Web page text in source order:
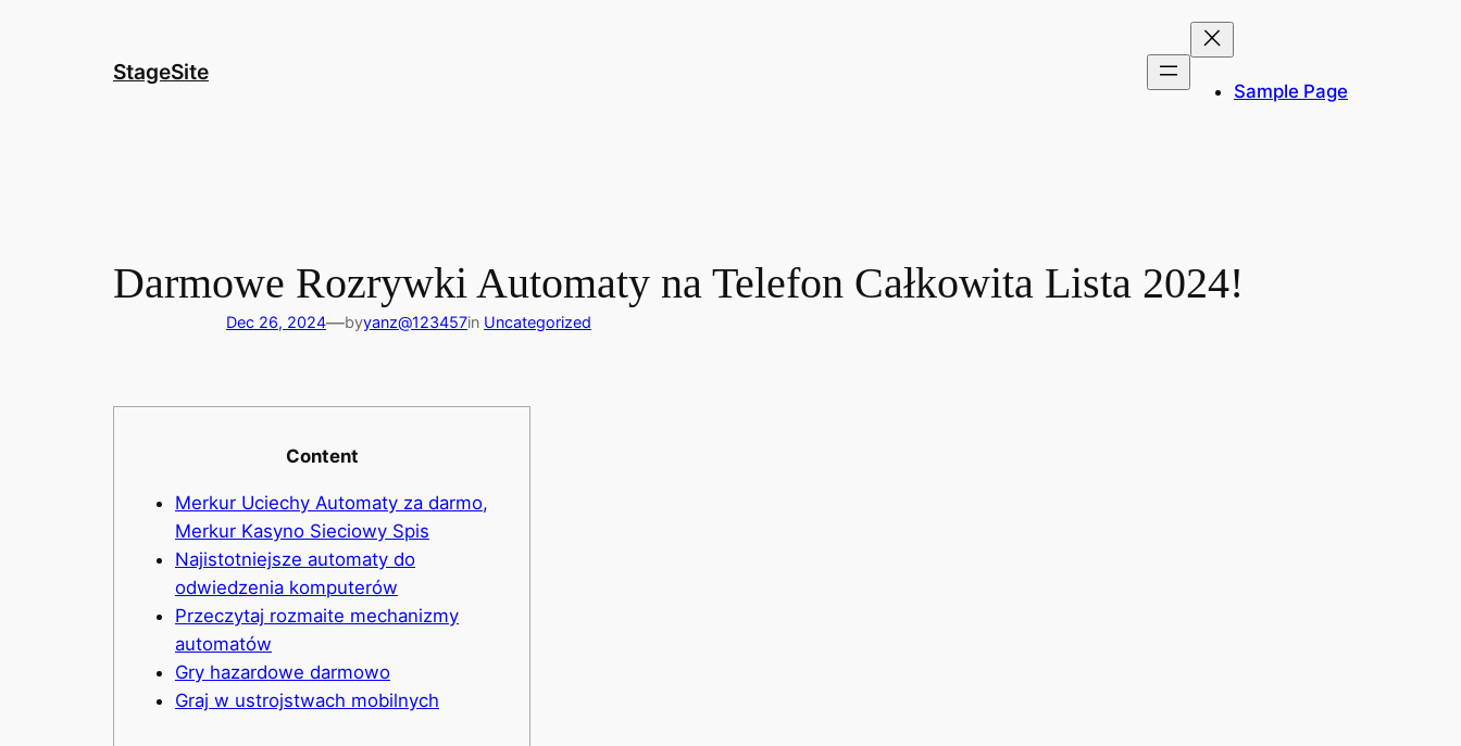
StageSite
Sample Page
Darmowe Rozrywki Automaty na Telefon Całkowita Lista 2024!
Dec 26, 2024—byyanz@123457in Uncategorized
Content
Merkur Uciechy Automaty za darmo,
Merkur Kasyno Sieciowy Spis
Najistotniejsze automaty do
odwiedzenia komputerów
Przeczytaj rozmaite mechanizmy
automatów
Gry hazardowe darmowo
Graj w ustrojstwach mobilnych